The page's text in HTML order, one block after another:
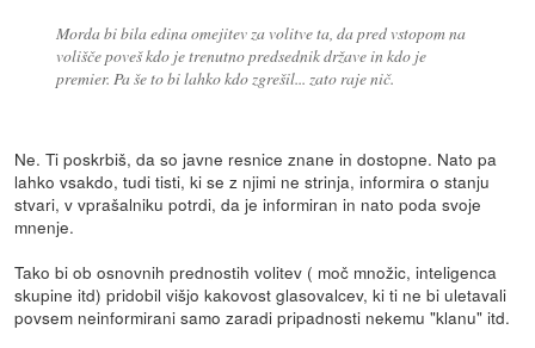
Morda bi bila edina omejitev za volitve ta, da pred vstopom na
volišče poveš kdo je trenutno predsednik države in kdo je
premier. Pa še to bi lahko kdo zgrešil... zato raje nič.
Ne. Ti poskrbiš, da so javne resnice znane in dostopne. Nato pa
lahko vsakdo, tudi tisti, ki se z njimi ne strinja, informira o stanju
stvari, v vprašalniku potrdi, da je informiran in nato poda svoje
mnenje.
Tako bi ob osnovnih prednostih volitev ( moč množic, inteligenca
skupine itd) pridobil višjo kakovost glasovalcev, ki ti ne bi uletavali
povsem neinformirani samo zaradi pripadnosti nekemu "klanu" itd.